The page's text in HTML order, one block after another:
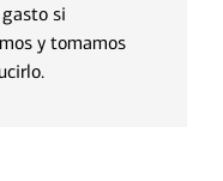
si
y tomamos